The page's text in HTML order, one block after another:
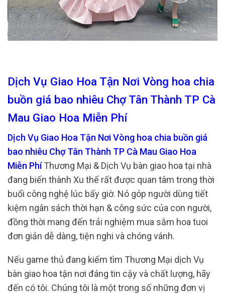
Dịch Vụ Giao Hoa Tận Nơi Vòng hoa chia
buồn giá bao nhiêu Chợ Tân Thành TP Cà
Mau Giao Hoa Miễn Phí
Dịch Vụ Giao Hoa Tận Nơi Vòng hoa chia buồn giá
bao nhiêu Chợ Tân Thành TP Cà Mau Giao Hoa
Miễn PhíThương Mại & Dịch Vụ bàn giao hoa tại nhà
đang biến thành Xu thế rất được quan tâm trong thời
buổi công nghệ lúc bấy giờ. Nó góp người dùng tiết
kiệm ngân sách thời hạn & công sức của con người,
đồng thời mang đến trải nghiệm mua sắm hoa tuoi
đơn giản dễ dàng, tiện nghi và chóng vánh.
Nếu game thủ đang kiếm tìm Thương Mại dịch Vụ
bàn giao hoa tận nơi đáng tin cậy và chất lượng, hãy
đến có tôi. Chúng tôi là một trong số những đơn vị